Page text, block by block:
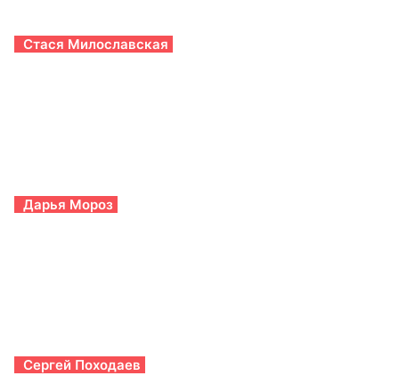
Стася Милославская
Дарья Мороз
Сергей Походаев